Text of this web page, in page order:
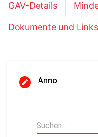
GAV-Details
Dokumente und Links
Anno